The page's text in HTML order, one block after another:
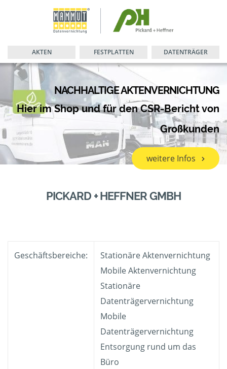
AKTEN FESTPLATTEN DATENTRÄGER
NACHHALTIGE AKTENVERNICHTUNG
Hier im Shop und für den CSR-Bericht von
Großkunden
weitere Infos
PICKARD + HEFFNER GMBH
Geschäftsbereiche:
Stationäre Aktenvernichtung
Mobile Aktenvernichtung
Stationäre
Datenträgervernichtung
Mobile
Datenträgervernichtung
Entsorgung rund um das
Büro